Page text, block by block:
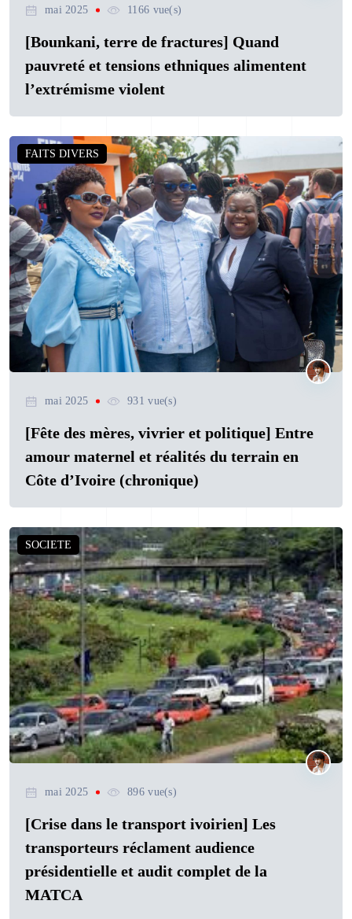
mai 2025 1166 vue(s)
[Bounkani, terre de fractures] Quand
pauvreté et tensions ethniques alimentent
l’extrémisme violent
FAITS DIVERS
mai 2025 931 vue(s)
[Fête des mères, vivrier et politique] Entre
amour maternel et réalités du terrain en
Côte d’Ivoire (chronique)
SOCIETE
mai 2025 896 vue(s)
[Crise dans le transport ivoirien] Les
transporteurs réclament audience
présidentielle et audit complet de la
MATCA